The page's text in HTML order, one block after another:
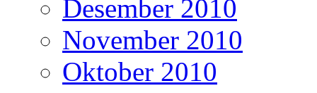
Desember 2010
November 2010
Oktober 2010